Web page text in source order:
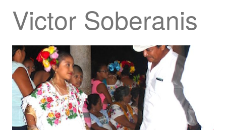
panel
Victor Soberanis